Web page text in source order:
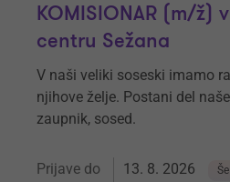
KOMISIONAR (m/ž)
centru Sežana
V naši veliki soseski imamo
njihove želje. Postani del
zaupnik, sosed.
Prijave do 13. 8. 2026